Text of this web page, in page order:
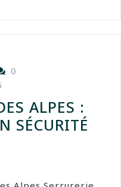
0
ALPES :
SÉCURITÉ